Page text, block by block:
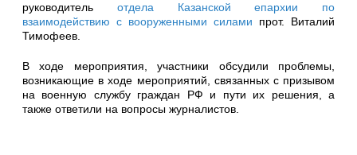
руководитель отдела Казанской епархии по
взаимодействию с вооруженными силами прот. Виталий
Тимофеев.
В ходе мероприятия, участники обсудили проблемы,
возникающие в ходе мероприятий, связанных с призывом
на военную службу граждан РФ и пути их решения, а
также ответили на вопросы журналистов.